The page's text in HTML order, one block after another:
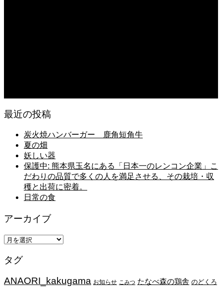
最近の投稿
炭火焼ハンバーガー 鹿角短角牛
夏の畑
妖しい器
保護中: 熊本県玉名にある「日本一のレンコン企業」こ
だわりの品質で多くの人を満足させる、その栽培・収
穫と出荷に密着。
日常の食
アーカイブ
ア
カ
ブ
タグ
ANAORI_kakugama お知らせ こみつ たなべ森の鶏舎 のどくろ